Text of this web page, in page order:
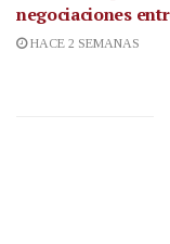
negociaciones
HACE 2 SEMANAS